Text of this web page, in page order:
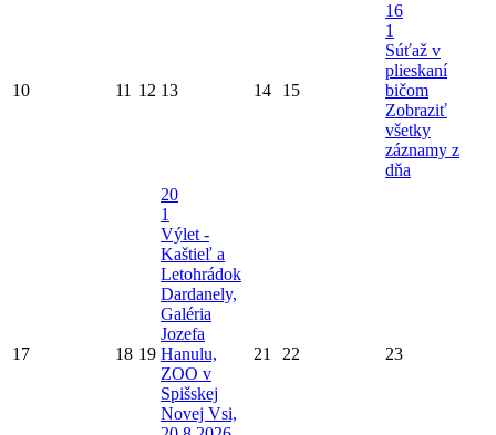
10 11 12 13 14 15
16
1
Súťaž v
plieskaní
bičom
Zobraziť
všetky
záznamy z
dňa
17 18 19
20
1
Výlet -
Kaštieľ a
Letohrádok
Dardanely,
Galéria
Jozefa
Hanulu,
ZOO v
Spišskej
Novej Vsi,
21 22 23